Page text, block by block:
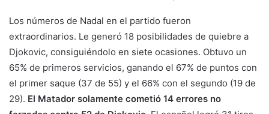
Los números de Nadal en el partido fueron
extraordinarios. Le generó 18 posibilidades de quiebre a
Djokovic, consiguiéndolo en siete ocasiones. Obtuvo un
65% de primeros servicios, ganando el 67% de puntos con
el primer saque (37 de 55) y el 66% con el segundo (19 de
29). El Matador solamente cometió 14 errores no